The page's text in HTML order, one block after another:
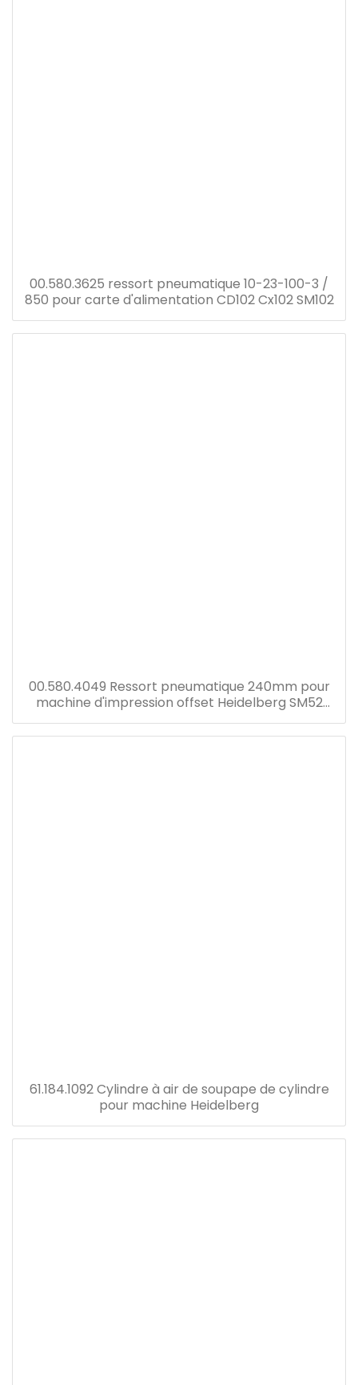
00.580.3625 ressort pneumatique 10-23-100-3 /
850 pour carte d'alimentation CD102 Cx102 SM102
00.580.4049 Ressort pneumatique 240mm pour
machine d'impression offset Heidelberg SM52
61.184.1092 Cylindre à air de soupape de cylindre
pour machine Heidelberg